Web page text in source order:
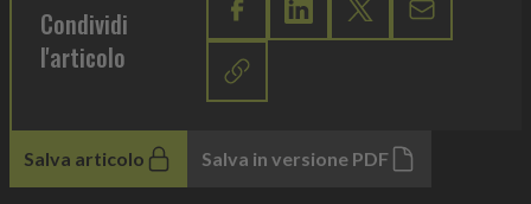
Condividi
l'articolo
Salva articolo Salva in versione PDF